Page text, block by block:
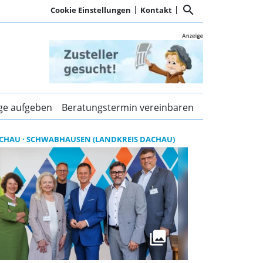
Cookie Einstellungen Kontakt search
Kurier Dachau und
aufgeben Beratungstermin vereinbaren
SCHWABHAUSEN (LANDKREIS DACHAU)